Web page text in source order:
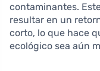
contaminantes.
resultar en un
corto, lo que hace
ecológico sea aún